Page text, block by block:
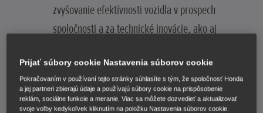
zvyšovanie efektívnosti vozidla v prospech
spoločnosti a za technické inovácie, ako aj
„pôžitok z jazdy“, bola vždy na čele hybridnej
technológie. Od uvedenia prvej generácie modelu
Civic na trh v roku 1972 sa spoločnosť Honda
Prijať súbory cookie Nastavenia súborov cookie
Pokračovaním v používaní tejto stránky súhlasíte s tým, že spoločnosť Honda
a jej partneri zbierajú údaje a používajú súbory cookie na prispôsobenie
reklám, sociálne funkcie a meranie. Viac sa môžete dozvedieť a aktualizovať
svoje voľby kedykoľvek kliknutím na položku Nastavenia súborov cookie.